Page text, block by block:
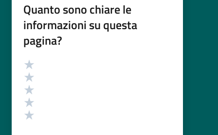
Quanto sono chiare le
informazioni su questa
pagina?
Valutazione